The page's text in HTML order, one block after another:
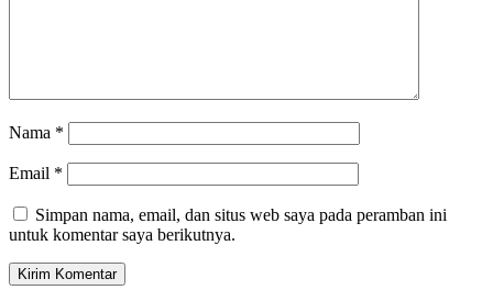
Nama *
Email *
Simpan nama, email, dan situs web saya pada peramban ini
untuk komentar saya berikutnya.